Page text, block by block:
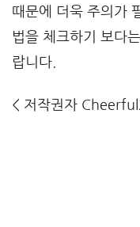
때문에 더욱 주의가
법을 체크하기 보다
랍니다.
< 저작권자